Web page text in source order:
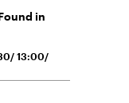
in
13:00/